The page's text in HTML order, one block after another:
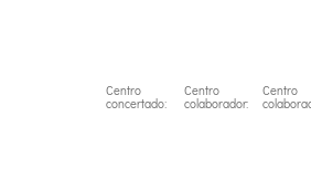
Centro
concertado:
Centro
colaborador:
Centro